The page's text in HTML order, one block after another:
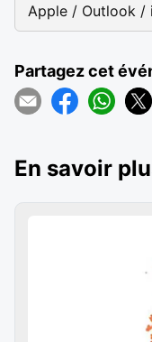
Apple / Outlook /
Partagez cet
En savoir